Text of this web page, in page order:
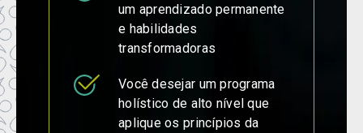
um aprendizado permanente
e habilidades
transformadoras
Você desejar um programa
holístico de alto nível que
aplique os princípios da